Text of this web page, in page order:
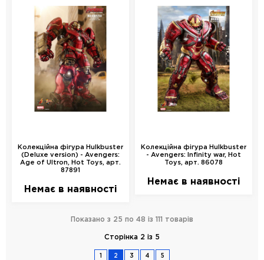
Колекційна фігура Hulkbuster
(Deluxe version) - Avengers:
Age of Ultron, Hot Toys, арт.
87891
Немає в наявності
Колекційна фігура Hulkbuster
- Avengers: Infinity war, Hot
Toys, арт. 86078
Немає в наявності
Показано з 25 по 48 із 111 товарів
Сторінка 2 із 5
1 2 3 4 5